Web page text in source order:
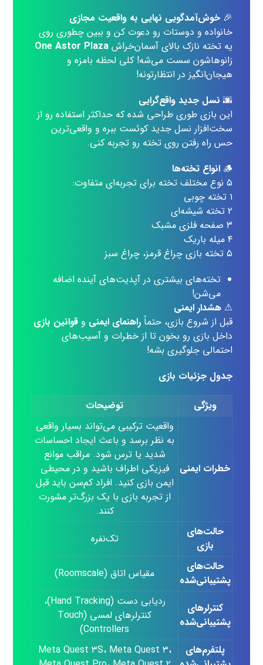
🎉خوش‌آمدگویی نهایی به واقعیت مجازی
خانواده و دوستات رو دعوت کن و ببین چطوری روی
یه تخته نازک بالای آسمان‌خراشOne Astor Plaza
زانوهاشون سست می‌شه! کلی لحظه بامزه و
هیجان‌انگیز در انتظارتونه!
🌆 نسل جدید واقع‌گرایی
این بازی طوری طراحی شده که حداکثر استفاده رو از
سخت‌افزار نسل جدید کوئست ببره و واقعی‌ترین
حس راه رفتن روی تخته رو تجربه کنی.
🪵 انواع تخته‌ها
۵ نوع مختلف تخته برای تجربه‌ای متفاوت:
۱ تخته چوبی
۲ تخته شیشه‌ای
۳ صفحه فلزی مشبک
۴ میله باریک
۵ تخته بازی چراغ قرمز، چراغ سبز
تخته‌های بیشتری در آپدیت‌های آینده اضافه
می‌شن!
⚠هشدار ایمنی
قبل از شروع بازی، حتماًراهنمای ایمنی وقوانین بازی
داخل بازی رو بخون تا از خطرات و آسیب‌های
احتمالی جلوگیری بشه!
جدول جزئیات بازی
ویژگی
توضیحات
خطرات ایمنی
واقعیت ترکیبی می‌تواند بسیار واقعی
به نظر برسد و باعث ایجاد احساسات
شدید یا ترس شود. مراقب موانع
فیزیکی اطراف باشید و در محیطی
ایمن بازی کنید. افراد کم‌سن باید قبل
از تجربه بازی با یک بزرگ‌تر مشورت
کنند.
حالت‌های
بازی
تک‌نفره
حالت‌های
پشتیبانی‌شده
مقیاس اتاق (Roomscale)
کنترلرهای
پشتیبانی‌شده
ردیابی دست (Hand Tracking)،
کنترلرهای لمسی (Touch
Controllers)
پلتفرم‌های
Meta Quest ۳S، Meta Quest ۳،